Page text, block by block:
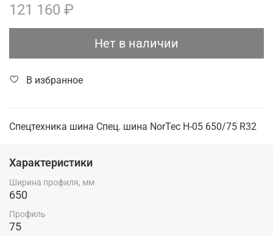
121 160 ₽
Нет в наличии
В избранное
Спецтехника шина Спец. шина NorTec H-05 650/75 R32
Характеристики
Ширина профиля, мм
650
Профиль
75